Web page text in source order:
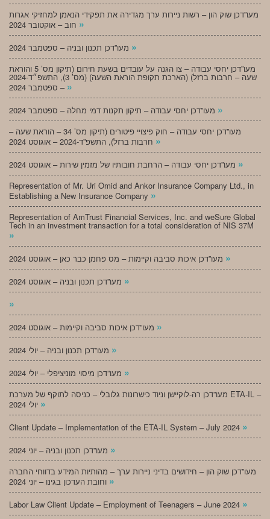
מעו”דכן שוק הון – רשות ניירות ערך מגדירה את תפקידי הנאמן למחזיקי אגרות
»
»
מעו”דכן יחסי עבודה – צו הגנה על עובדים בשעת חירום (תיקון מס’ 5 והוראת
שעה – חרבות ברזל) (הארכת תקופת הוראת השעה) (מס’ 3), התשפ״ד-2024
– ספטמבר 2024 »
»
מעו”דכן יחסי עבודה – חוק פיצויי פיטורים (תיקון מס’ 34 – הוראת שעה –
»
»
Representation of Mr. Uri Omid and Ankor Insurance Company Ltd., in
Establishing a New Insurance Company »
Representation of AmTrust Financial Services, Inc. and weSure Global
Tech in an investment transaction for a total consideration of NIS 37M
»
»
»
»
»
»
»
מעו”דכן רה-לוקיישן וניוד כישרונות גלובלי – כניסה לתוקף של מערכת ETA-IL –
»
Client Update – Implementation of the ETA-IL System – July 2024 »
»
מעו”דכן שוק הון – חידושים בדיני ניירות ערך – מהותיות המידע בדווחי החברה
»
Labor Law Client Update – Employment of Teenagers – June 2024 »